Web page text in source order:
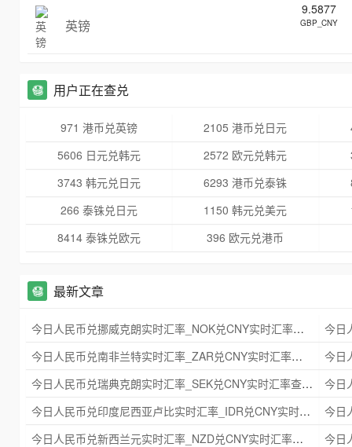
英镑
9.5877
GBP_CNY
用户正在查兑
971 港币兑英镑 2105 港币兑日元
5606 日元兑韩元
2572 欧元兑韩元
3743 韩元兑日元
6293 港币兑泰铢
266 泰铢兑日元
1150 韩元兑美元
8414 泰铢兑欧元
396 欧元兑港币
最新文章
今日人民币兑挪威克朗实时汇率_NOK兑CNY实时汇率查询 2025年09月21日
今日人民币兑南非兰特实时汇率_ZAR兑CNY实时汇率查询 2025年09月21日
今日人民币兑瑞典克朗实时汇率_SEK兑CNY实时汇率查询 2025年09月21日
今日人民币兑印度尼西亚卢比实时汇率_IDR兑CNY实时汇率查询 2025年09月21日
今日人民币兑新西兰元实时汇率_NZD兑CNY实时汇率查询 2025年09月21日